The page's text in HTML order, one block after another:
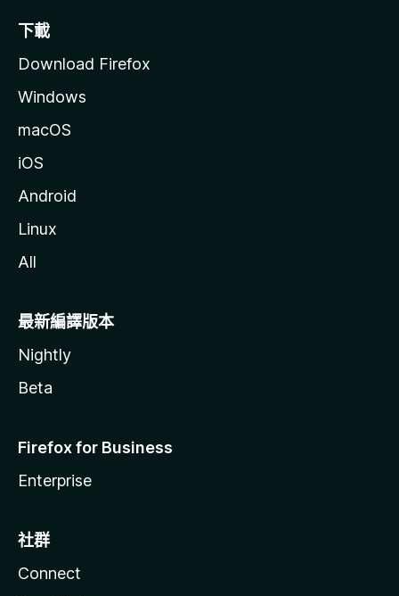
下載
Download Firefox
Windows
macOS
iOS
Android
Linux
All
最新編譯版本
Nightly
Beta
Firefox for Business
Enterprise
社群
Connect